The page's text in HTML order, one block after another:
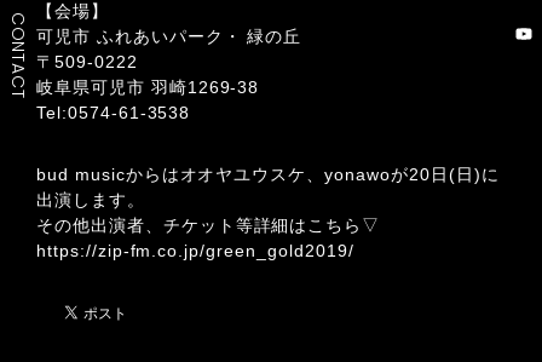
CONTACT
【会場】
可児市 ふれあいパーク・ 緑の丘
〒509-0222
岐阜県可児市 羽崎1269-38
Tel:0574-61-3538
bud musicからはオオヤユウスケ、yonawoが20日(日)に
出演します。
その他出演者、チケット等詳細はこちら▽
https://zip-fm.co.jp/green_gold2019/